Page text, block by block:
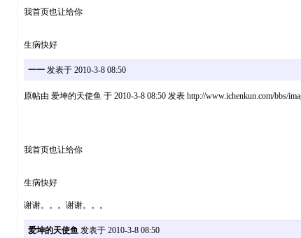
我首页也让给你
生病快好
一一发表于 2010-3-8 08:50
原帖由 爱坤的天使鱼 于 2010-3-8 08:50 发表 http://www.ichenkun.com/bbs/
我首页也让给你
生病快好
谢谢。。。谢谢。。。
爱坤的天使鱼发表于 2010-3-8 08:50